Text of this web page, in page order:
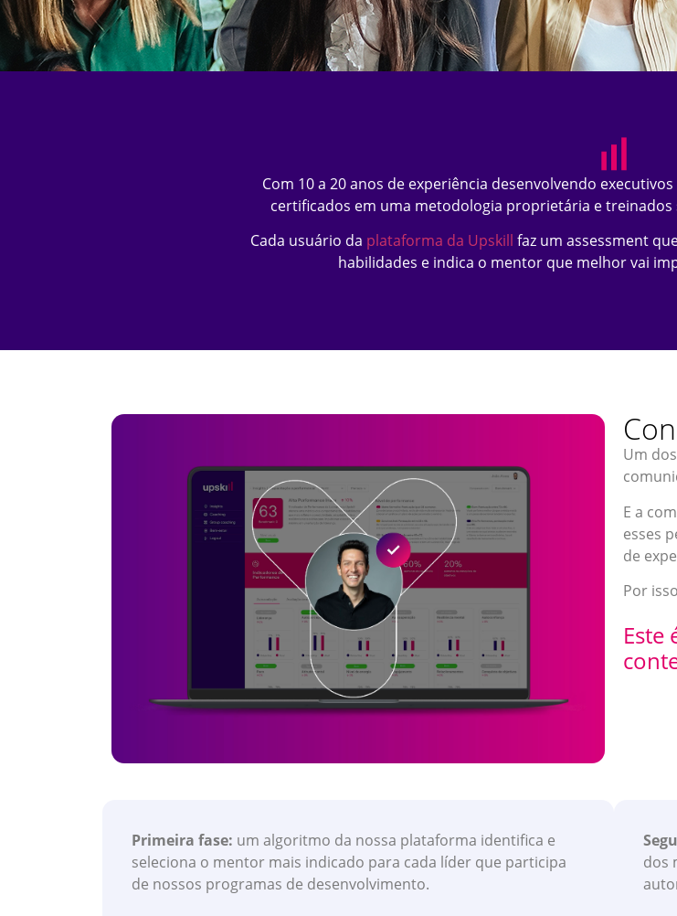
Com 10 a 20 anos de experiência desenvolvendo
certificados em uma metodologia proprietária e
Cada usuário da plataforma da Upskill faz um assessment
habilidades e indica o mentor que melhor vai
Um
E a
esses
de
Por
Este
Primeira fase: um algoritmo da nossa plataforma identifica e
seleciona o mentor mais indicado para cada líder que participa
de nossos programas de desenvolvimento.
dos